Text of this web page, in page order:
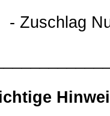
Zuschlag